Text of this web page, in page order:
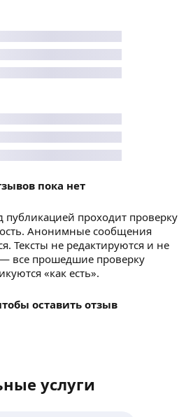
пока нет
проходит проверку
Анонимные сообщения
Тексты не редактируются и не
все прошедшие проверку
«как есть».
оставить отзыв
услуги